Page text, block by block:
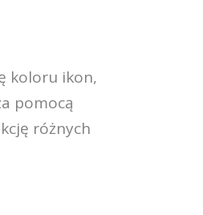
koloru ikon,
pomocą
różnych